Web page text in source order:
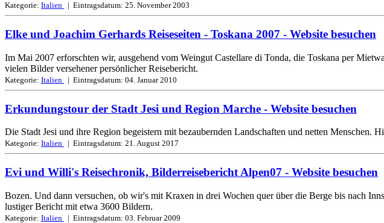
Kategorie: Italien | Eintragsdatum: 25. November 2003
Elke und Joachim Gerhards Reiseseiten - Toskana 2007 - Website besuchen
Im Mai 2007 erforschten wir, ausgehend vom Weingut Castellare di Tonda, die Toskana per
vielen Bilder versehener persönlicher Reisebericht.
Kategorie: Italien | Eintragsdatum: 04. Januar 2010
Erkundungstour der Stadt Jesi und Region Marche - Website besuchen
Die Stadt Jesi und ihre Region begeistern mit bezaubernden Landschaften und netten Menschen.
Kategorie: Italien | Eintragsdatum: 21. August 2017
Evi und Willi's Reisechronik, Bilderreisebericht Alpen07 - Website besuchen
Bozen. Und dann versuchen, ob wir's mit Kraxen in drei Wochen quer über die Berge bis nach
lustiger Bericht mit etwa 3600 Bildern.
Kategorie: Italien | Eintragsdatum: 03. Februar 2009